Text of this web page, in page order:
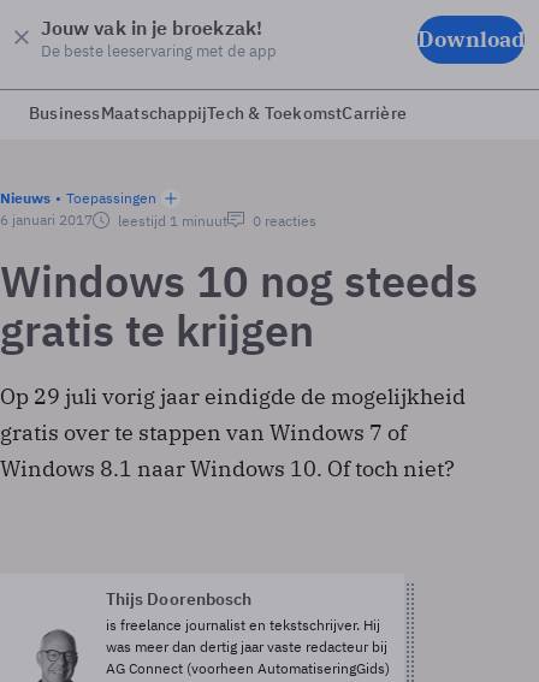
Jouw vak in je broekzak!
De beste leeservaring met de app Download
BusinessMaatschappijTech & ToekomstCarrière
Nieuws
Toepassingen
6 januari 2017
leestijd 1 minuut 0 reacties
Windows 10 nog steeds
gratis te krijgen
Op 29 juli vorig jaar eindigde de mogelijkheid
gratis over te stappen van Windows 7 of
Windows 8.1 naar Windows 10. Of toch niet?
Thijs Doorenbosch
is freelance journalist en tekstschrijver. Hij
was meer dan dertig jaar vaste redacteur bij
AG Connect (voorheen AutomatiseringGids)